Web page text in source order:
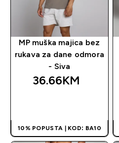
MP muška majica bez
rukava za dane odmora
- Siva
36.66KM‎
10% POPUSTA | KOD: BA10